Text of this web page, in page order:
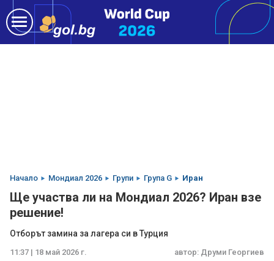
Начало Мондиал 2026 Групи Група G Иран
Ще участва ли на Мондиал 2026? Иран взе
решение!
Отборът замина за лагера си в Турция
11:37 | 18 май 2026 г. автор: Друми Георгиев